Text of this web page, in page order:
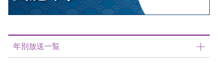
年別放送一覧